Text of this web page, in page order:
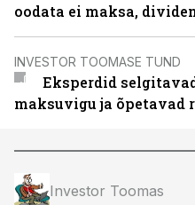
oodata ei maksa,
INVESTOR TOOMASE TUND
Eksperdid
maksuvigu ja
Investor Toomas